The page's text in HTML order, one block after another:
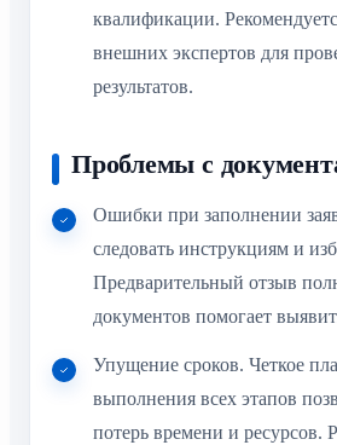
квалификации.
внешних экспертов для
результатов.
Проблемы с
Ошибки при заполнении
следовать инструкциям и
Предварительный отзыв
документов помогает
Упущение сроков. Четкое
выполнения всех этапов
потерь времени и ресурсов.